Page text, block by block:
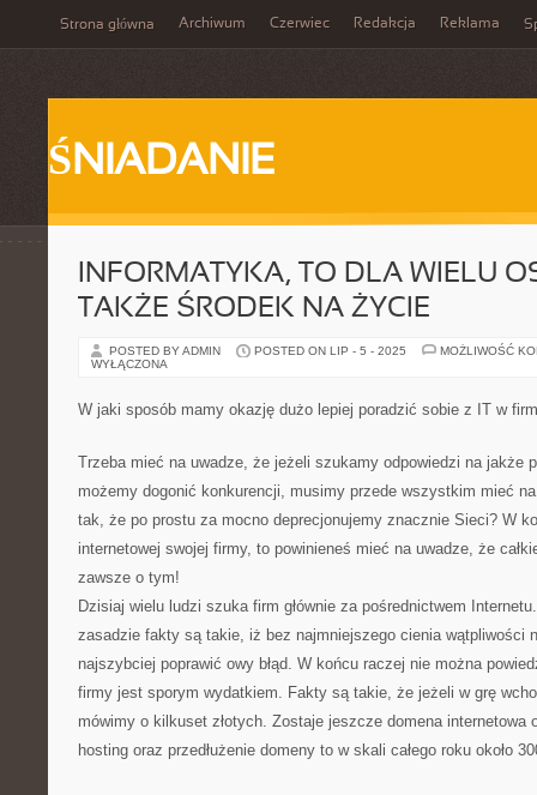
Strona główna Archiwum Czerwiec Redakcja Reklama
ŚNIADANIE
INFORMATYKA, TO DLA WIELU
TAKŻE ŚRODEK NA ŻYCIE
POSTED BY ADMIN POSTED ON LIP - 5 - 2025
MOŻLIWOŚĆ
WYŁĄCZONA
W jaki sposób mamy okazję dużo lepiej poradzić sobie z IT w
Trzeba mieć na uwadze, że jeżeli szukamy odpowiedzi na jakże
możemy dogonić konkurencji, musimy przede wszystkim mieć
tak, że po prostu za mocno deprecjonujemy znacznie Sieci? W
internetowej swojej firmy, to powinieneś mieć na uwadze, że
zawsze o tym!
Dzisiaj wielu ludzi szuka firm głównie za pośrednictwem
zasadzie fakty są takie, iż bez najmniejszego cienia wątpliwości
najszybciej poprawić owy błąd. W końcu raczej nie można
firmy jest sporym wydatkiem. Fakty są takie, że jeżeli w grę
mówimy o kilkuset złotych. Zostaje jeszcze domena internetowa
hosting oraz przedłużenie domeny to w skali całego roku około